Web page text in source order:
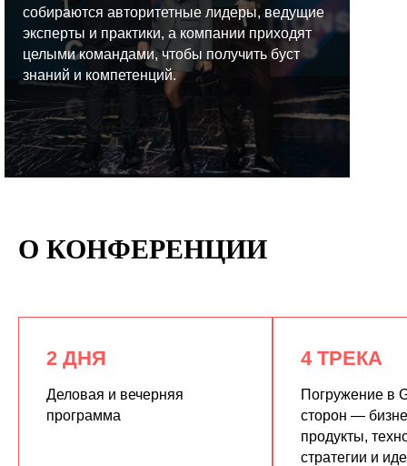
собираются авторитетные лидеры, ведущие
эксперты и практики, а компании приходят
целыми командами, чтобы получить буст
знаний и компетенций.
О КОНФЕРЕНЦИИ
2 ДНЯ
Деловая и вечерняя
программа
4 ТРЕКА
Погружение в
сторон —
продукты,
стратегии и
КУПИТЬ ЗАПИСИ